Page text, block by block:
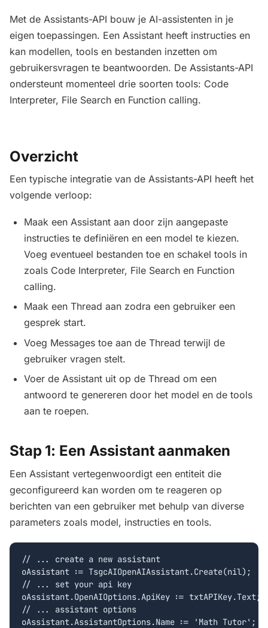
Met de Assistants-API bouw je AI-assistenten in je
eigen toepassingen. Een Assistant heeft instructies en
kan modellen, tools en bestanden inzetten om
gebruikersvragen te beantwoorden. De Assistants-API
ondersteunt momenteel drie soorten tools: Code
Interpreter, File Search en Function calling.
Overzicht
Een typische integratie van de Assistants-API heeft het
volgende verloop:
Maak een Assistant aan door zijn aangepaste
instructies te definiëren en een model te kiezen.
Voeg eventueel bestanden toe en schakel tools in
zoals Code Interpreter, File Search en Function
calling.
Maak een Thread aan zodra een gebruiker een
gesprek start.
Voeg Messages toe aan de Thread terwijl de
gebruiker vragen stelt.
Voer de Assistant uit op de Thread om een
antwoord te genereren door het model en de tools
aan te roepen.
Stap 1: Een Assistant aanmaken
Een Assistant vertegenwoordigt een entiteit die
geconfigureerd kan worden om te reageren op
berichten van een gebruiker met behulp van diverse
parameters zoals model, instructies en tools.
// ... create a new assistant
oAssistant := TsgcAIOpenAIAssistant.Create(nil);
// ... set your api key
oAssistant.OpenAIOptions.ApiKey := txtAPIKey.Text;
// ... assistant options
oAssistant.AssistantOptions.Name := 'Math Tutor';